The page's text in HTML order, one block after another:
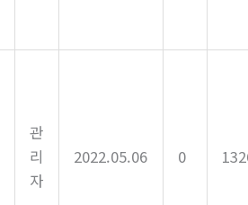
관
리
자
2022.05.06 0